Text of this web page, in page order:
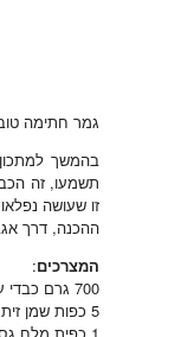
גמר חתימה
בהמשך
תשמעו, זה
זו שעושה
ההכנה, דרך
המצרכים:
700 גרם כבדי עוף נקיים
5 כפות שמן זית